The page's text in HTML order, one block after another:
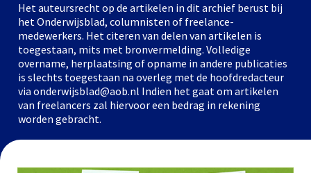
Het auteursrecht op de artikelen in dit archief berust bij
het Onderwijsblad, columnisten of freelance-
medewerkers. Het citeren van delen van artikelen is
toegestaan, mits met bronvermelding. Volledige
overname, herplaatsing of opname in andere publicaties
is slechts toegestaan na overleg met de hoofdredacteur
via onderwijsblad@aob.nl Indien het gaat om artikelen
van freelancers zal hiervoor een bedrag in rekening
worden gebracht.